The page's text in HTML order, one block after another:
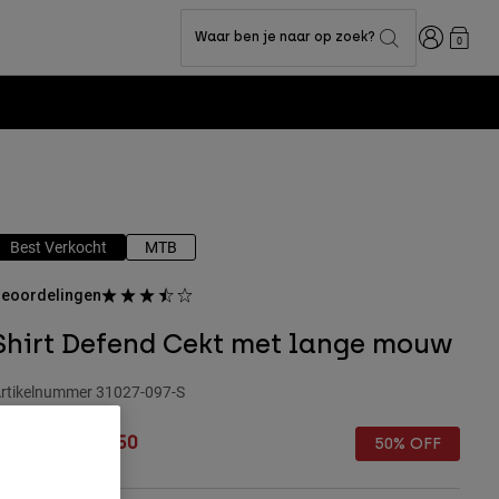
Waar ben je naar op zoek? Inloggen
0
Best Verkocht MTB
Defend Cekt met lange mouw
31027-097-S
Price reduced from
€ 32,50 50% OFF